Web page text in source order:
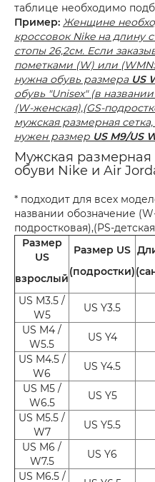
таблице необходимо
Пример: Женщине
кроссовок Nike на длину
стопы 26,2см. Если
пометками (W) или
нужна обувь размера US
обувь "Unisex" (в
(W-женская),(GS-
мужская размерная
нужен размер US M9/US
Мужская размерная
обуви Nike и Air
* подходит для всех
названии обозначение
подростковая),(PS-
Размер
US
взрослый
Размер US
(подростки)
US M3.5 /
W5
US Y3.5
US M4 /
W5.5
US Y4
US M4.5 /
W6
US Y4.5
US M5 /
W6.5
US Y5
US M5.5 /
W7
US Y5.5
US M6 /
W7.5
US Y6
US M6.5 /